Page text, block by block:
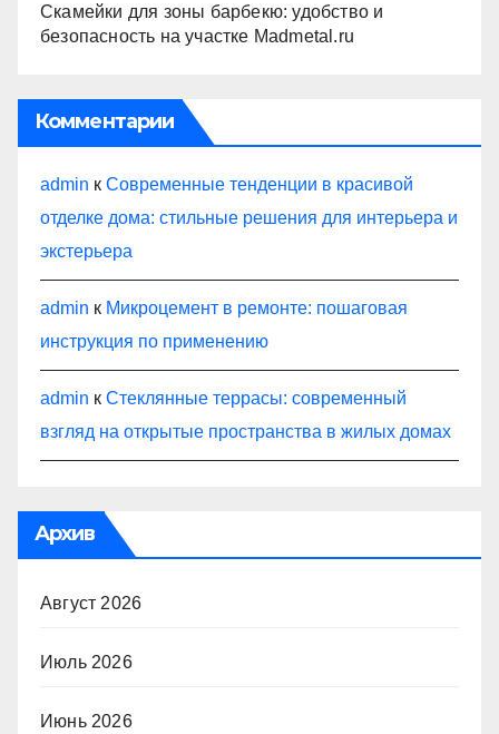
Скамейки для зоны барбекю: удобство и
безопасность на участке Madmetal.ru
Комментарии
admin к Современные тенденции в красивой
отделке дома: стильные решения для интерьера и
экстерьера
admin к Микроцемент в ремонте: пошаговая
инструкция по применению
admin к Стеклянные террасы: современный
взгляд на открытые пространства в жилых домах
Архив
Август 2026
Июль 2026
Июнь 2026